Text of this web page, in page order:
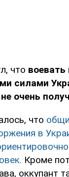
что воевать
силами
очень
что
в
Кроме
оккупант